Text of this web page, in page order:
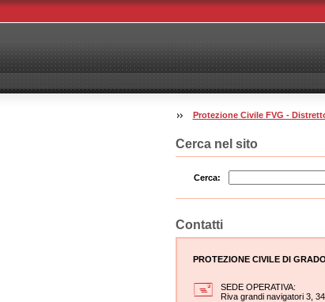
Protezione Civile FVG -
Cerca nel sito
Cerca:
Contatti
PROTEZIONE CIVILE DI GRADO
SEDE OPERATIVA:
Riva grandi navigatori 3,